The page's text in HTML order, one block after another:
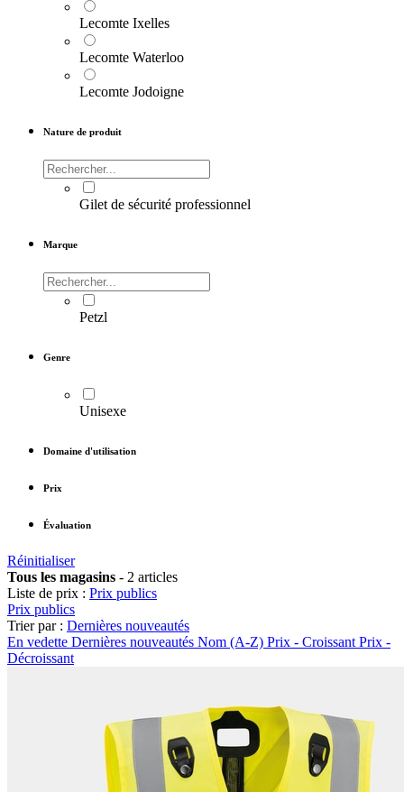
Lecomte Ixelles
Lecomte Waterloo
Lecomte Jodoigne
Nature de produit
Gilet de sécurité professionnel
Marque
Petzl
Genre
Unisexe
Domaine d'utilisation
Prix
Évaluation
Réinitialiser
Tous les magasins - 2 articles
Liste de prix : Prix publics
Prix publics
Trier par : Dernières nouveautés
En vedette Dernières nouveautés Nom (A-Z) Prix - Croissant Prix -
Décroissant